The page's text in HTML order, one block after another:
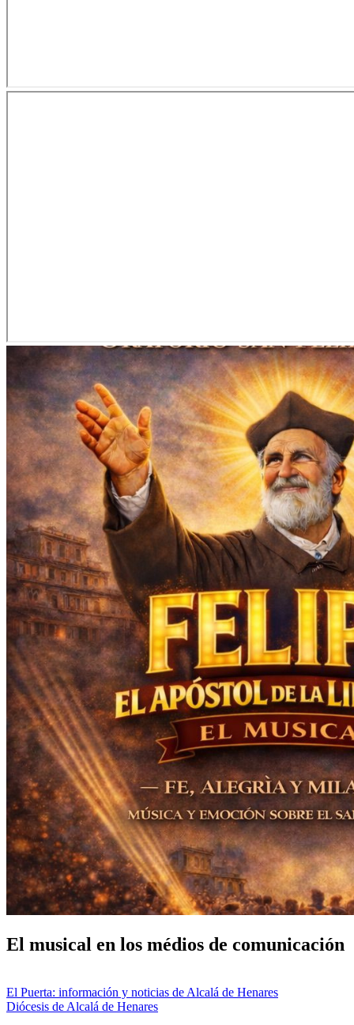
El musical en los médios de comunicación
El Puerta: información y noticias de Alcalá de Henares
Diócesis de Alcalá de Henares